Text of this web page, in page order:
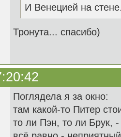
И Венецией на
Тронута... спасибо)
Поглядела я за окно:
там какой-то Питер
то ли Пэн, то ли Брук,